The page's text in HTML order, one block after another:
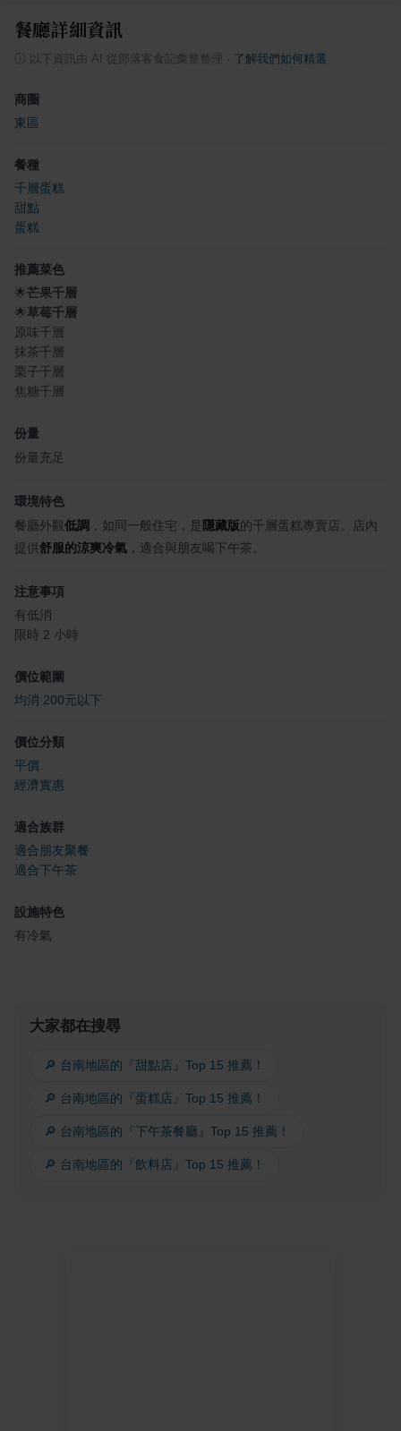
餐廳詳細資訊
以下資訊由 AI 從部落客食記彙整整理 了解我們如何精選
商圈
東區
餐種
千層蛋糕
甜點
蛋糕
推薦菜色
🌟芒果千層
🌟草莓千層
原味千層
抹茶千層
栗子千層
焦糖千層
份量
份量充足
環境特色
餐廳外觀低調 ，如同一般住宅，是隱藏版的千層蛋糕專賣店。店內
提供舒服的涼爽冷氣 ，適合與朋友喝下午茶。
注意事項
有低消
限時 2 小時
價位範圍
均消 200元以下
價位分類
平價
經濟實惠
適合族群
適合朋友聚餐
適合下午茶
設施特色
有冷氣
大家都在搜尋
🔎 台南地區的『甜點店』Top 15 推薦！
🔎 台南地區的『蛋糕店』Top 15 推薦！
🔎 台南地區的『下午茶餐廳』Top 15 推薦！
🔎 台南地區的『飲料店』Top 15 推薦！